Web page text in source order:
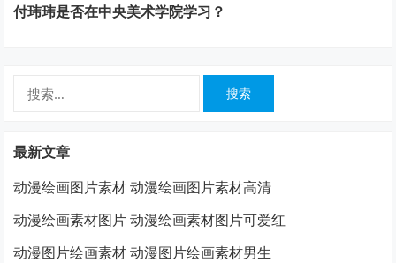
付玮玮是否在中央美术学院学习？
最新文章
动漫绘画图片素材 动漫绘画图片素材高清
动漫绘画素材图片 动漫绘画素材图片可爱红
动漫图片绘画素材 动漫图片绘画素材男生